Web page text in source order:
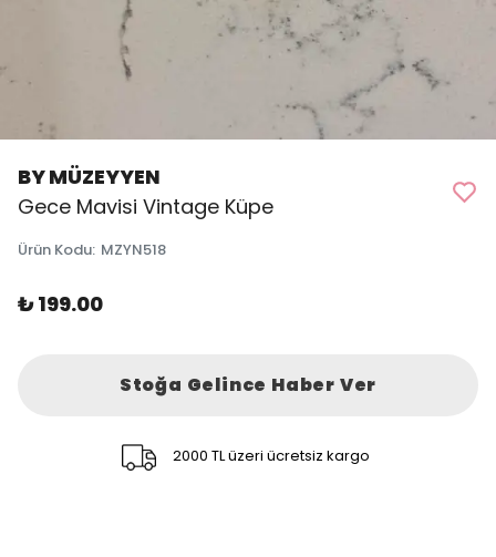
BY MÜZEYYEN
Gece Mavisi Vintage Küpe
Ürün Kodu: MZYN518
₺ 199.00
Stoğa Gelince Haber Ver
2000 TL üzeri ücretsiz kargo